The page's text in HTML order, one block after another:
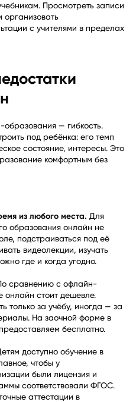
Просмотреть записи
с учителями в пределах
— гибкость.
под ребёнка: его темп
состояние, интересы. Это
комфортным без
из любого места. Для
образования онлайн не
подстраиваться под её
видеолекции, изучать
где и когда угодно.
сравнению с офлайн-
онлайн стоит дешевле.
только за учёбу, иногда — за
На заочной форме в
бесплатно.
доступно обучение в
чтобы у
были лицензия и
соответствовали ФГОС.
аттестации в